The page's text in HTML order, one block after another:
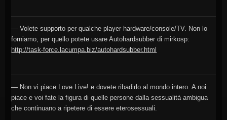
— Volete supporto per qualche player hardware/console/TV. Non lo
forniamo, per quello potete usare Autohardsubber di mirkosp:
http://task-force.lacumpa.biz/autohardsubber.html
— Non vi piace Love Live! e dovete ribadirlo al mondo intero. A noi
piace e voi fate la figura di quelle persone dalla sessualità ambigua
che continuano a ripetere di essere eterosessuali.